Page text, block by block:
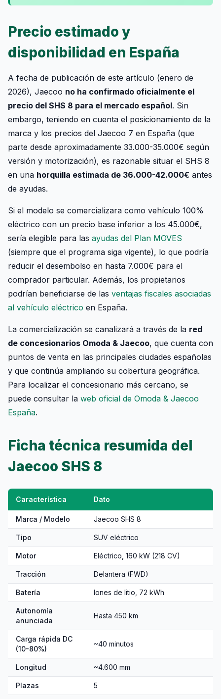
Precio estimado y
disponibilidad en España
A fecha de publicación de este artículo (enero de
2026), Jaecoo no ha confirmado oficialmente el
precio del SHS 8 para el mercado español. Sin
embargo, teniendo en cuenta el posicionamiento de la
marca y los precios del Jaecoo 7 en España (que
parte desde aproximadamente 33.000-35.000€ según
versión y motorización), es razonable situar el SHS 8
en una horquilla estimada de 36.000-42.000€ antes
de ayudas.
Si el modelo se comercializara como vehículo 100%
eléctrico con un precio base inferior a los 45.000€,
sería elegible para las ayudas del Plan MOVES
(siempre que el programa siga vigente), lo que podría
reducir el desembolso en hasta 7.000€ para el
comprador particular. Además, los propietarios
podrían beneficiarse de las ventajas fiscales asociadas
al vehículo eléctrico en España.
La comercialización se canalizará a través de la red
de concesionarios Omoda & Jaecoo, que cuenta con
puntos de venta en las principales ciudades españolas
y que continúa ampliando su cobertura geográfica.
Para localizar el concesionario más cercano, se
puede consultar la web oficial de Omoda & Jaecoo
España.
Ficha técnica resumida del
Jaecoo SHS 8
Característica Dato
Marca / Modelo Jaecoo SHS 8
Tipo SUV eléctrico
Motor Eléctrico, 160 kW (218 CV)
Tracción Delantera (FWD)
Batería Iones de litio, 72 kWh
Autonomía
anunciada
Hasta 450 km
Carga rápida DC
(10-80%)
~40 minutos
Longitud ~4.600 mm
Plazas 5